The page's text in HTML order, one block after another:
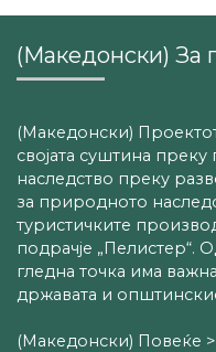
(Македонски) За
(Македонски)
својата суштина
наследство преку
за природното
туристичките
подрачје „Пелистер“.
гледна точка има
државата и
(Македонски) Повеќе